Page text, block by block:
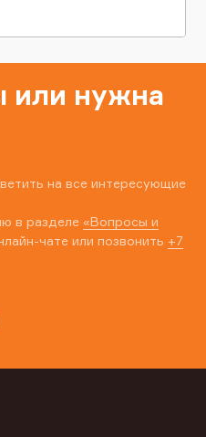
или нужна
на все интересующие
в разделе «Вопросы и
чате или позвонить +7